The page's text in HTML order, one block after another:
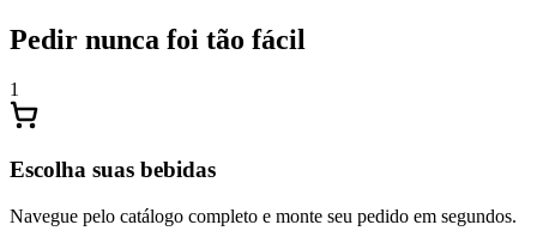
Pedir nunca foi tão fácil
1
Escolha suas bebidas
Navegue pelo catálogo completo e monte seu pedido em segundos.